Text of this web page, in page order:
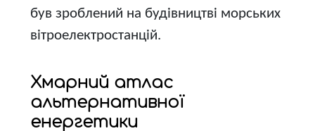
був зроблений на будівництві морських
вітроелектростанцій.
Хмарний атлас
альтернативної
енергетики